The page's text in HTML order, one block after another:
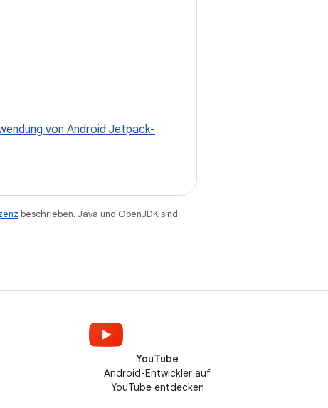
von Android Jetpack-
beschrieben. Java und OpenJDK sind
YouTube
Android-Entwickler auf
YouTube entdecken